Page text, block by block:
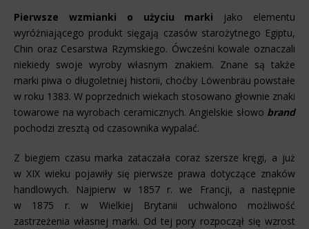
Pierwsze wzmianki o użyciu marki jako elementu
wyróżniającego produkt sięgają czasów starożytnego Egiptu,
Chin oraz Cesarstwa Rzymskiego. Ówcześni kowale oznaczali
niekiedy swoje wyroby własnym znakiem. Znane są także
marki piwa o długoletniej historii, choćby Löwenbräu powstałe
w roku 1383. W poprzednich wiekach stosowano głownie znaki
towarowe na wyrobach ceramicznych. Angielskie słowo brand
pochodzi zresztą od czasownika wypalać.
Z biegiem czasu marka zataczała coraz szersze kręgi, a już
w XIX wieku pojawiły się pierwsze prawa dotyczące znaków
handlowych. Najpierw w 1857 r. we Francji, a następnie
w 1875 r. w Wielkiej Brytanii uchwalono możliwość
zastrzeżenia własnej marki. Od tej pory rozpoczął się wzrost